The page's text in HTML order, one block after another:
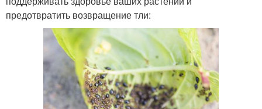
предотвратить возвращение тли: